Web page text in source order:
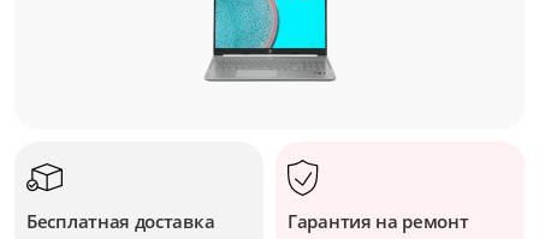
Бесплатная доставка Гарантия на ремонт